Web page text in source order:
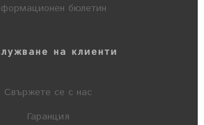
бюлетин
на клиенти
Свържете се с нас
Гаранция